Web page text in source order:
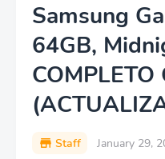
Samsung
64GB,
COMPLETO
Staff January 29,